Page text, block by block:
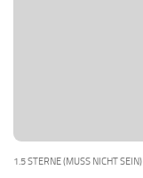
1.5 STERNE (MUSS NICHT SEIN)